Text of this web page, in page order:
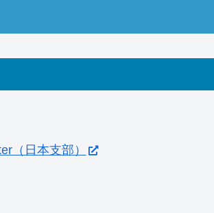
（日本支部）